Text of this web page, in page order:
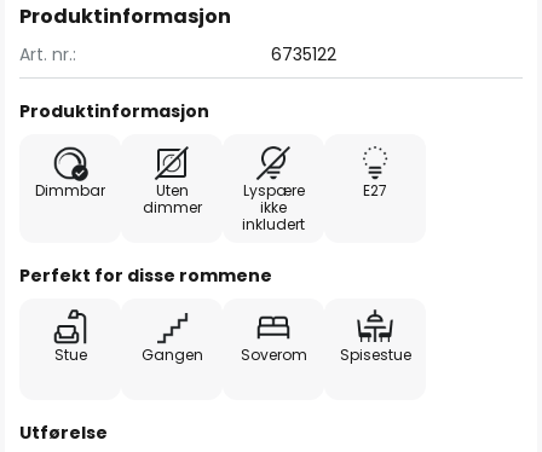
Produktinformasjon
Art. nr.: 6735122
Produktinformasjon
Dimmbar
Uten
dimmer
Lyspære
ikke
inkludert
E27
Perfekt for disse rommene
Stue Gangen Soverom Spisestue
Utførelse